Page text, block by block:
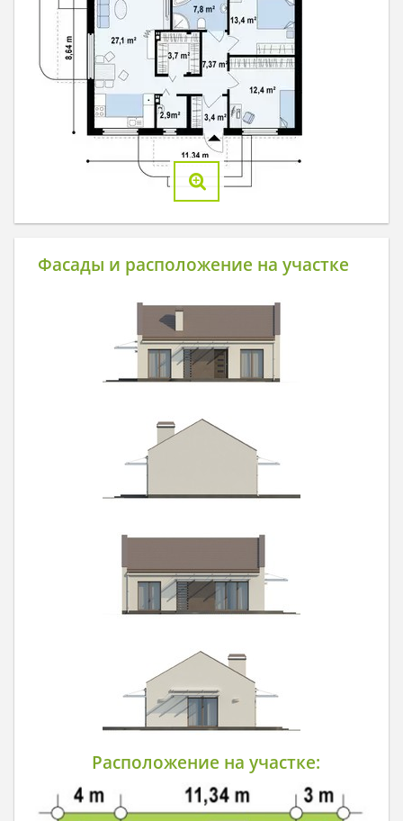
Фасады и расположение на участке
Расположение на участке: